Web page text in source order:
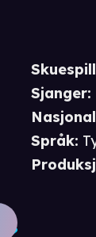
Sjanger:
Språk: